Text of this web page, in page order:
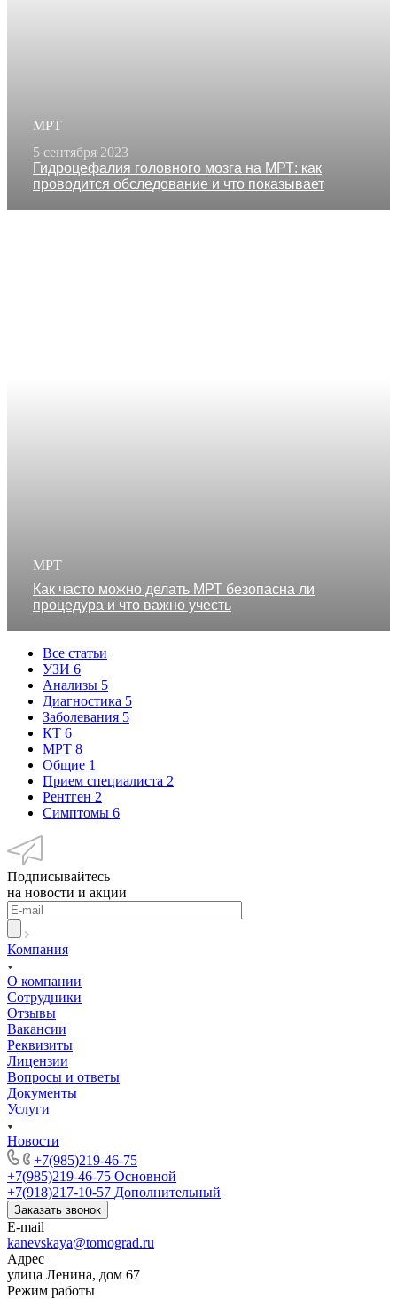
МРТ
5 сентября 2023
Гидроцефалия головного мозга на МРТ: как
проводится обследование и что показывает
МРТ
Как часто можно делать МРТ безопасна ли
процедура и что важно учесть
Все статьи
УЗИ 6
Анализы 5
Диагностика 5
Заболевания 5
КТ 6
МРТ 8
Общие 1
Прием специалиста 2
Рентген 2
Симптомы 6
Подписывайтесь
на новости и акции
Компания
О компании
Сотрудники
Отзывы
Вакансии
Реквизиты
Лицензии
Вопросы и ответы
Документы
Услуги
Новости
+7(985)219-46-75
+7(985)219-46-75 Основной
+7(918)217-10-57 Дополнительный
Заказать звонок
E-mail
kanevskaya@tomograd.ru
Адрес
улица Ленина, дом 67
Режим работы